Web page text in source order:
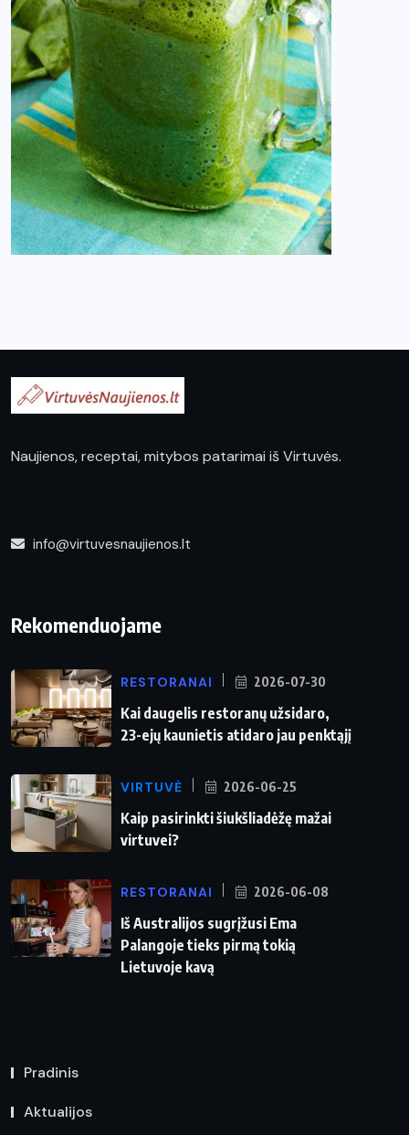
Naujienos, receptai, mitybos patarimai iš Virtuvės.
info@virtuvesnaujienos.lt
Rekomenduojame
RESTORANAI 2026-07-30
Kai daugelis restoranų užsidaro,
23-ejų kaunietis atidaro jau penktąjį
VIRTUVĖ 2026-06-25
Kaip pasirinkti šiukšliadėžę mažai
virtuvei?
RESTORANAI 2026-06-08
Iš Australijos sugrįžusi Ema
Palangoje tieks pirmą tokią
Lietuvoje kavą
Pradinis
Aktualijos